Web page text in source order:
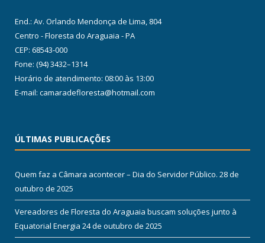
End.: Av. Orlando Mendonça de Lima, 804
Centro - Floresta do Araguaia - PA
CEP: 68543-000
Fone: (94) 3432–1314
Horário de atendimento: 08:00 às 13:00
E-mail: camaradefloresta@hotmail.com
ÚLTIMAS PUBLICAÇÕES
Quem faz a Câmara acontecer – Dia do Servidor Público. 28 de
outubro de 2025
Vereadores de Floresta do Araguaia buscam soluções junto à
Equatorial Energia 24 de outubro de 2025